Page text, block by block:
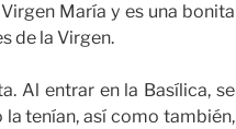
María y es una bonita
de la Virgen.
Al entrar en la Basílica, se
tenían, así como también,